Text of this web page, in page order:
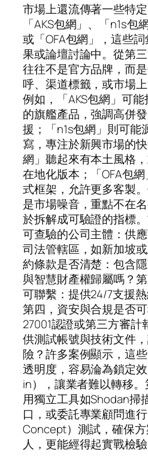
市場上還流傳著一些特
「AKS包網」、「n1s包
或「OFA包網」，這些
果或論壇討論中。從第
往往不是官方品牌，而
呼、渠道標籤，或市場上
例如，「AKS包網」可
的旗艦產品，強調高併
援；「n1s包網」則可能
寫，專注於新興市場的
網」聽起來有本土風格
在地化版本；「OFA包
式框架，允許更多客製
是市場噪音，重點不在
於拆解成可驗證的指標
可查驗的公司主體：供
司法管轄區，如新加坡
約條款是否清楚：包含
與智慧財產權歸屬嗎？
可聯繫：提供24/7支援
第四，資安與合規是否
27001認證或第三方審
供測試帳號與技術文件
險？許多案例顯示，這
透明度，容易淪為鎖定
in），讓業者難以轉移
用獨立工具如Shodan掃
口，或委託專業顧問進
Concept）測試，確保
人，更能經得起實戰檢驗